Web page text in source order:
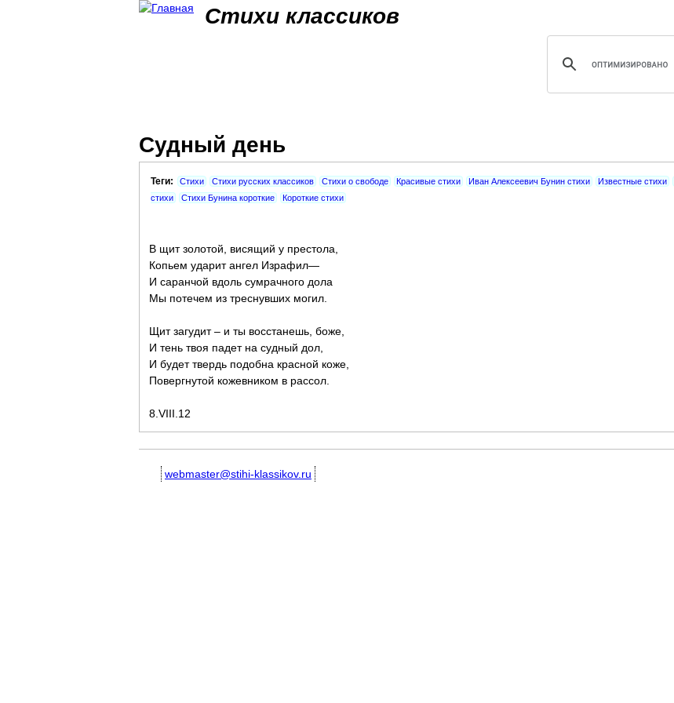
Стихи классиков
Судный день
Теги: Стихи Стихи русских классиков Стихи о свободе Красивые стихи Иван Алексеевич Бунин стихи Известные стихи
стихи
Стихи Бунина короткие Короткие стихи
В щит золотой, висящий у престола,
Копьем ударит ангел Израфил—
И саранчой вдоль сумрачного дола
Мы потечем из треснувших могил.
Щит загудит – и ты восстанешь, боже,
И тень твоя падет на судный дол,
И будет твердь подобна красной коже,
Повергнутой кожевником в рассол.
8.VIII.12
webmaster@stihi-klassikov.ru